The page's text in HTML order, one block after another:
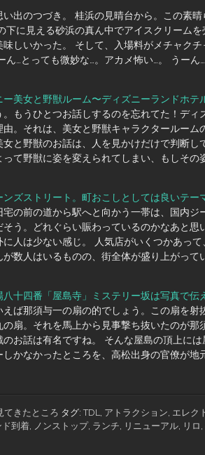
い出のつづき。 桂浜の見晴台から。この素
下に見える砂浜の真ん中でアイスクリーム
味しいかった。 そして、入場料がメチャク
ん…とっても微妙な…。アカメ怖い…。 うーん…
ー美女と野獣ルーム〜ディズニーランドホテ
。もうひとつお話しするのを忘れてた！ディ
由。それは、美女と野獣キャラクタールーム
女と野獣のお話は、人を見かけだけで判断し
って野獣に姿を変えられてしまい、もしその
ンズストリート。町おこしとしては良いテー
宅の前の道から駅へと向かう一帯は、国内ジ
そう。どれぐらい賑わっているのかなあと思
に人は少ない感じ。 人気店がいくつかあっ
が数人はいるものの、街全体が盛り上がって
八十四番「屋島寺」ミステリー坂は写真で伝
えば那須与一の扇の的でしょう。この扇を射
の扇。それを馬上から見事撃ち抜いたのが那
のお話は有名ですね。 そんな屋島の頂上に
しかなかったところを、高松出身の官僚が地
きたところ タグ:TDL, アトラクション, エレク
ド到着, ノンストップ, ランチ, リニューアル, リロ ,